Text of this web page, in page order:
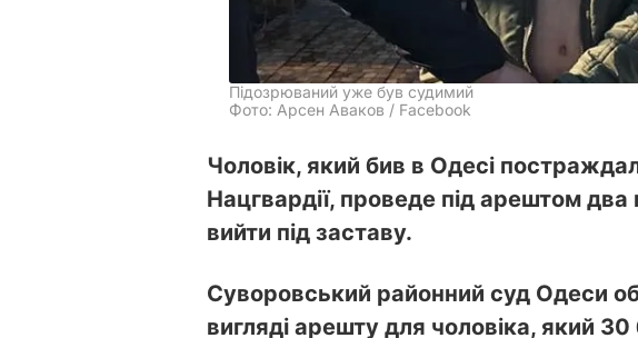
Підозрюваний уже був судимий
Фото: Арсен Аваков / Facebook
Чоловік, який бив в Одесі
Нацгвардії, проведе під арештом два
вийти під заставу.
Суворовський районний суд Одеси
вигляді арешту для чоловіка, який